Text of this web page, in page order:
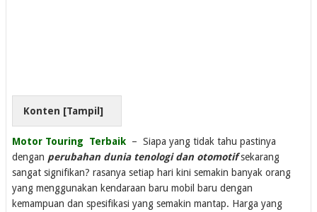
Konten [Tampil]
Motor Touring Terbaik – Siapa yang tidak tahu pastinya
dengan perubahan dunia tenologi dan otomotifsekarang
sangat signifikan? rasanya setiap hari kini semakin banyak orang
yang menggunakan kendaraan baru mobil baru dengan
kemampuan dan spesifikasi yang semakin mantap. Harga yang